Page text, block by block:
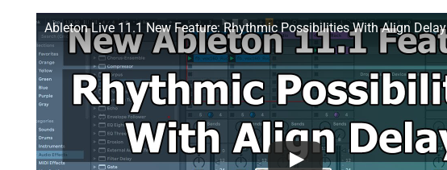
Ableton Live 11.1 New Feature: Rhythmic Possibilities With Align Delay